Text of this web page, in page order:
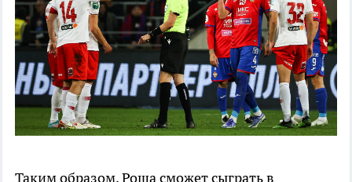
Таким образом, Роша сможет сыграть в